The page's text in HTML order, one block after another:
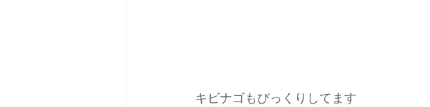
キビナゴもびっくりしてます